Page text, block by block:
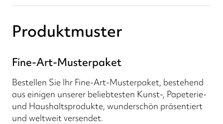
Produktmuster
Fine-Art-Musterpaket
Bestellen Sie Ihr Fine-Art-Musterpaket, bestehend
aus einigen unserer beliebtesten Kunst-, Papeterie-
und Haushaltsprodukte, wunderschön präsentiert
und weltweit versendet.